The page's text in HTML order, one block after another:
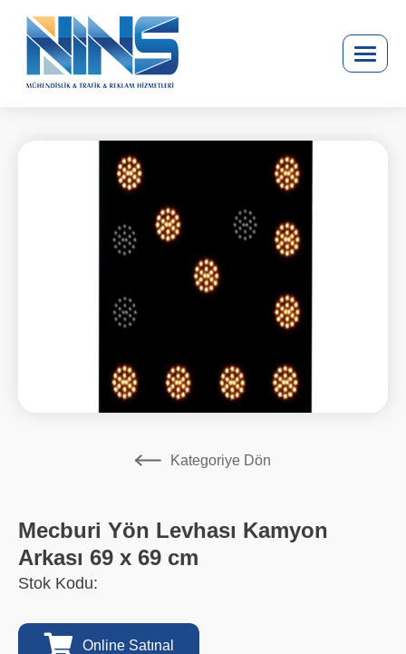
Kategoriye Dön
Mecburi Yön Levhası Kamyon
Arkası 69 x 69 cm
Stok Kodu:
Online Satınal